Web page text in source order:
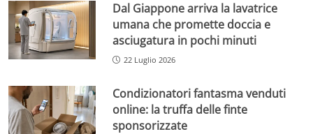
Dal Giappone arriva la lavatrice
umana che promette doccia e
asciugatura in pochi minuti
22 Luglio 2026
Condizionatori fantasma venduti
online: la truffa delle finte
sponsorizzate